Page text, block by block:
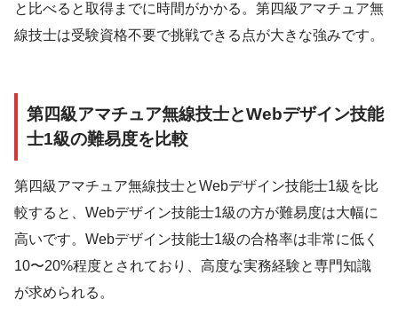
と比べると取得までに時間がかかる。第四級アマチュア無
線技士は受験資格不要で挑戦できる点が大きな強みです。
第四級アマチュア無線技士とWebデザイン技能
士1級の難易度を比較
第四級アマチュア無線技士とWebデザイン技能士1級を比
較すると、Webデザイン技能士1級の方が難易度は大幅に
高いです。Webデザイン技能士1級の合格率は非常に低く
10〜20%程度とされており、高度な実務経験と専門知識
が求められる。